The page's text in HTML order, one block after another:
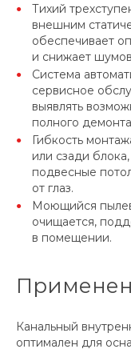
Тихий
внешним
обеспечивает
и снижает
Система
сервисное
выявлять
полного
Гибкость
или сзади
подвесные
от глаз.
Моющийся
очищается,
в помещении.
Канальный
оптимален для